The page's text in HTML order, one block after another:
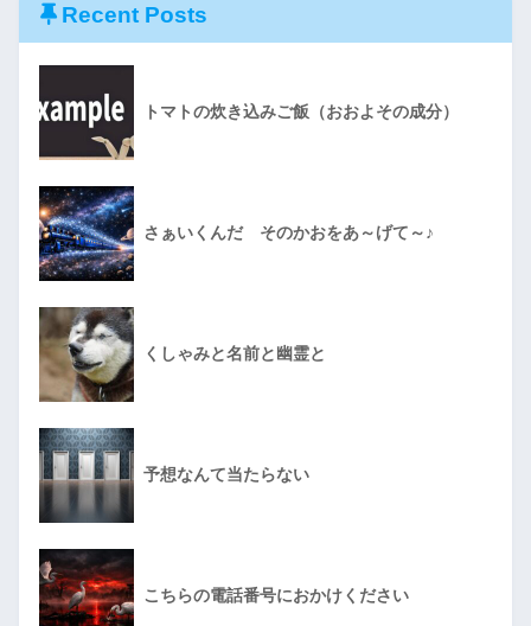
Recent Posts
トマトの炊き込みご飯（おおよその成分）
さぁいくんだ そのかおをあ～げて～♪
くしゃみと名前と幽霊と
予想なんて当たらない
こちらの電話番号におかけください